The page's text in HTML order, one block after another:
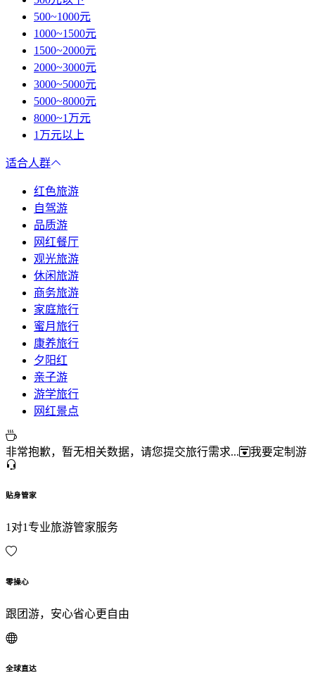
500~1000元
1000~1500元
1500~2000元
2000~3000元
3000~5000元
5000~8000元
8000~1万元
1万元以上
适合人群
红色旅游
自驾游
品质游
网红餐厅
观光旅游
休闲旅游
商务旅游
家庭旅行
蜜月旅行
康养旅行
夕阳红
亲子游
游学旅行
网红景点
非常抱歉，暂无相关数据，请您提交旅行需求... 我要定制游
贴身管家
1对1专业旅游管家服务
零操心
跟团游，安心省心更自由
全球直达